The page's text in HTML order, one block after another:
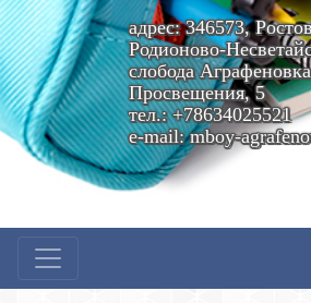
адрес: 346573,
Родионово-
слобода
Просвещения, 5
тел.: +78634025521
e-mail: mboy-